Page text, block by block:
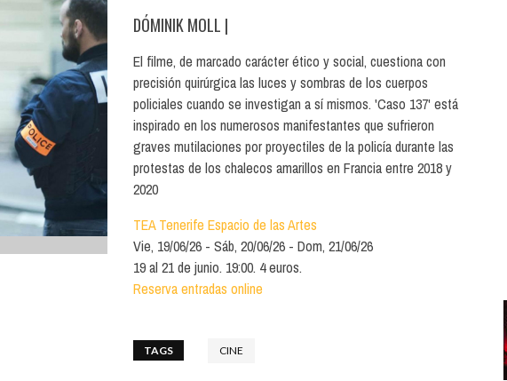
Norte
Santa Cruz | La Laguna
Islas
Deporte y Naturaleza
Gastro
Infantil
Música
SALAS Y AUDITORIOS
ESPACIOS CULTURALES
NOCHE
LOCALES CON ACTUACIONES
COMERCIO
GASTRO
FORMATIVO
XXVII VERANO DE CUENTO
DÓMINIK MOLL |
El filme, de marcado carácter ético y social, cuestiona con
precisión quirúrgica las luces y sombras de los cuerpos
policiales cuando se investigan a sí mismos. 'Caso 137' está
inspirado en los numerosos manifestantes que sufrieron
graves mutilaciones por proyectiles de la policía durante las
protestas de los chalecos amarillos en Francia entre 2018 y
2020
TEA Tenerife Espacio de las Artes
Vie, 19/06/26
Sáb, 20/06/26
Dom, 21/06/26
19 al 21 de junio. 19:00. 4 euros.
Reserva entradas online
TAGS CINE